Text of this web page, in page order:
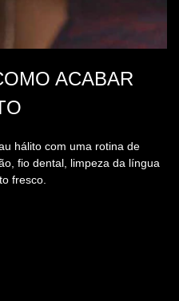
hálito com uma rotina de
fio dental, limpeza da língua
fresco.
ACABAR